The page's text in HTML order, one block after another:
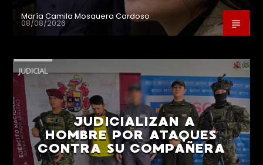
María Camila Mosquera Cardoso
08/08/2026
JUDICIAL
JUDICIALIZAN A
HOMBRE POR ATAQUES
CONTRA SU COMPAÑERA